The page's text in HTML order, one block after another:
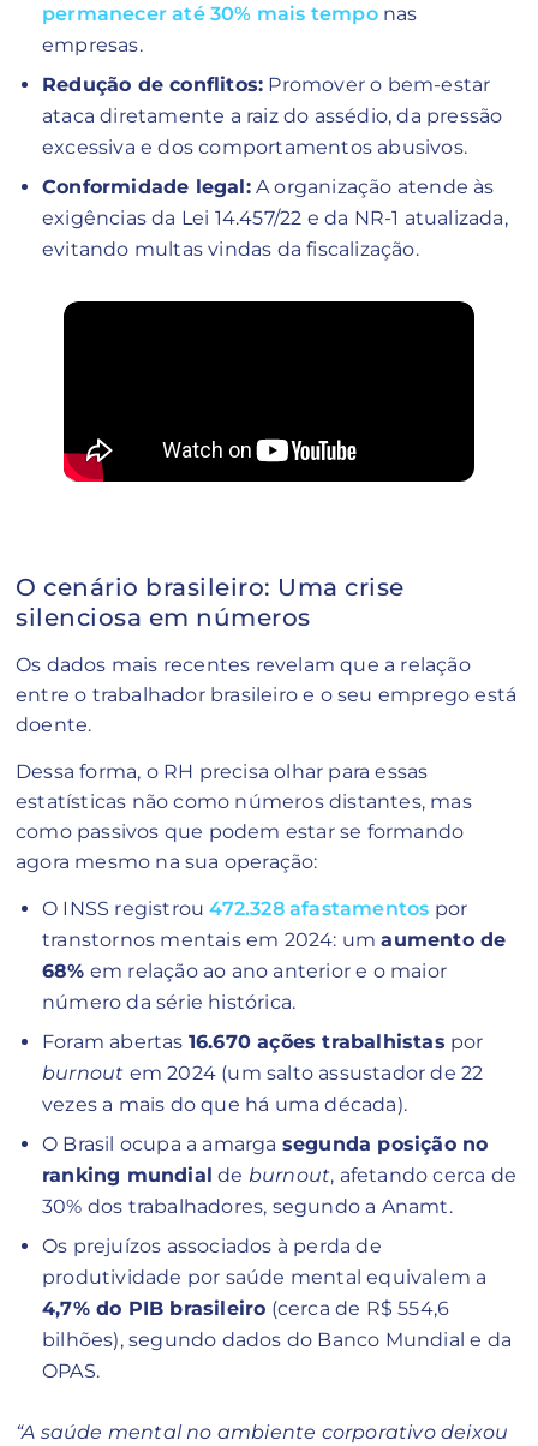
permanecer até 30% mais temponas
empresas.
Redução de conflitos: Promover o bem-estar
ataca diretamente a raiz do assédio, da pressão
excessiva e dos comportamentos abusivos.
Conformidade legal:A organização atende às
exigências da Lei 14.457/22 e da NR-1 atualizada,
evitando multas vindas da fiscalização.
O cenário brasileiro: Uma crise
silenciosa em números
Os dados mais recentes revelam que a relação
entre o trabalhador brasileiro e o seu emprego está
doente.
Dessa forma, o RH precisa olhar para essas
estatísticas não como números distantes, mas
como passivos que podem estar se formando
agora mesmo na sua operação:
O INSS registrou472.328 afastamentos por
transtornos mentais em 2024: umaumento de
68% em relação ao ano anterior e o maior
número da série histórica.
Foram abertas 16.670 ações trabalhistas por
burnout em 2024 (um salto assustador de 22
vezes a mais do que há uma década).
O Brasil ocupa a amarga segunda posição no
ranking mundial de burnout, afetando cerca de
30% dos trabalhadores, segundo a Anamt.
Os prejuízos associados à perda de
produtividade por saúde mental equivalem a
4,7% do PIB brasileiro (cerca de R$ 554,6
bilhões), segundo dados do Banco Mundial e da
OPAS.
“A saúde mental no ambiente corporativo deixou